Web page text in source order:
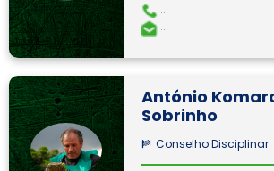
...
...
António
Sobrinho
Conselho Disciplinar